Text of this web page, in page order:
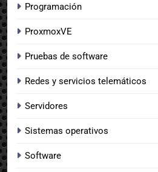
Programación
ProxmoxVE
Pruebas de software
Redes y servicios telemáticos
Servidores
Sistemas operativos
Software